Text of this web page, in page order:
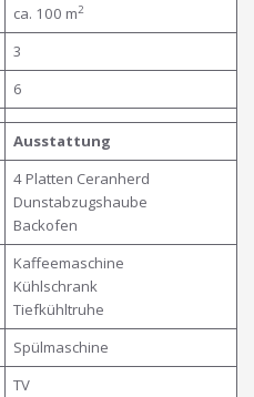
ca. 100 m2
3
6
Ausstattung
4 Platten Ceranherd
Dunstabzugshaube
Backofen
Kaffeemaschine
Kühlschrank
Tiefkühltruhe
Spülmaschine
TV